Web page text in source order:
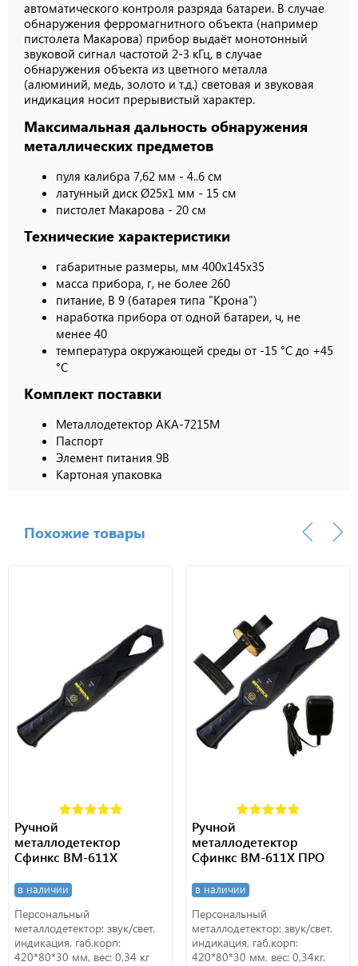
автоматического контроля разряда батареи. В случае
обнаружения ферромагнитного объекта (например
пистолета Макарова) прибор выдаёт монотонный
звуковой сигнал частотой 2-3 кГц, в случае
обнаружения объекта из цветного металла
(алюминий, медь, золото и т.д.) световая и звуковая
индикация носит прерывистый характер.
Максимальная дальность обнаружения
металлических предметов
пуля калибра 7,62 мм - 4..6 см
латунный диск Ø25х1 мм - 15 см
пистолет Макарова - 20 см
Технические характеристики
габаритные размеры, мм 400х145х35
масса прибора, г, не более 260
питание, В 9 (батарея типа "Крона")
наработка прибора от одной батареи, ч, не
менее 40
температура окружающей среды от -15 °С до +45
°С
Комплект поставки
Металлодетектор АКА-7215М
Паспорт
Элемент питания 9В
Картоная упаковка
Похожие товары
Ручной
металлодетектор
Сфинкс ВМ-611Х
в наличии
Персональный
металлодетектор: звук/свет.
индикация, габ.корп:
420*80*30 мм, вес: 0,34 кг
Ручной
металлодетектор
Сфинкс ВМ-611X ПРО
в наличии
Персональный
металлодетектор: звук/свет.
индикация, габ.корп:
420*80*30 мм, вес: 0,34кг.